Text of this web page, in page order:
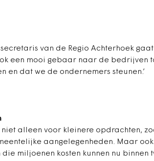
van de Regio Achterhoek
een mooi gebaar naar de bedrijven
en dat we de ondernemers steunen.’
niet alleen voor kleinere opdrachten,
aangelegenheden. Maar
miljoenen kosten kunnen nu binnen